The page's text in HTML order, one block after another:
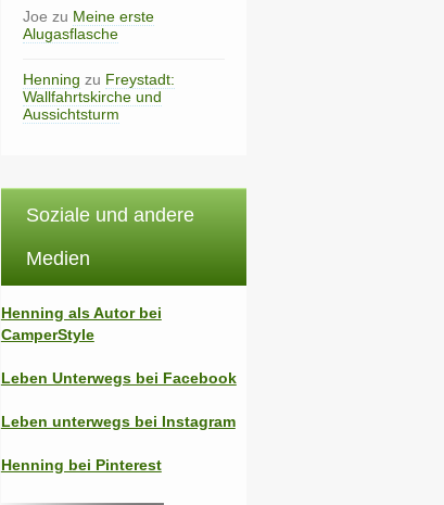
Joe zu Meine erste
Alugasflasche
Henning zu Freystadt:
Wallfahrtskirche und
Aussichtsturm
Soziale und andere
Medien
Henning als Autor bei
CamperStyle
Leben Unterwegs bei Facebook
Leben unterwegs bei Instagram
Henning bei Pinterest